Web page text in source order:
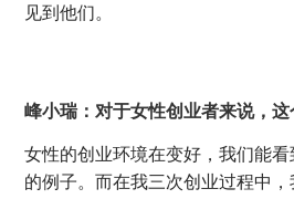
见到他们。
峰小瑞：对于女性创业者来说，
女性的创业环境在变好，我们能
的例子。而在我三次创业过程中